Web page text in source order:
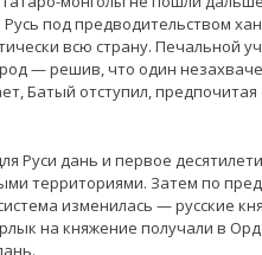
Русь под предводительством
всю страну. Печальной
— решив, что один
Батый отступил, предпочитая
Руси дань и первое
территориями. Затем по
изменилась — русские
на княжение получали в